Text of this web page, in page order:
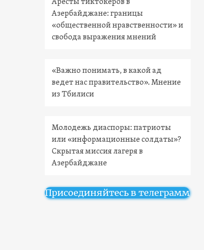
Азербайджане: границы
«общественной нравственности» и
свобода выражения мнений
«Важно понимать, в какой ад
ведет нас правительство». Мнение
из Тбилиси
Молодежь диаспоры: патриоты
или «информационные солдаты»?
Скрытая миссия лагеря в
Азербайджане
Присоединяйтесь в телеграмм